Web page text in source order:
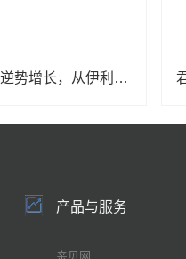
2024继续逆势增长，从伊利金领冠身上看婴配粉行业发展的“确定性”
产品与服务
亲贝网